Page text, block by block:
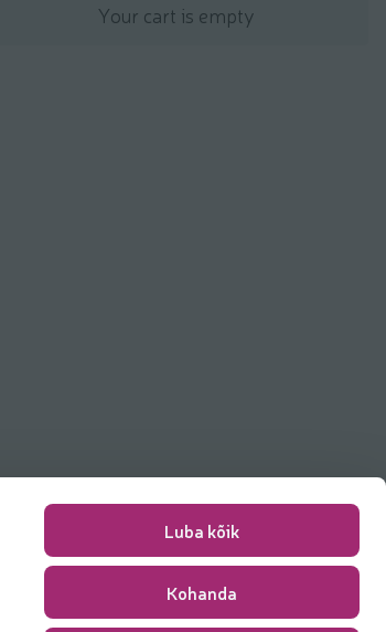
Luba kõik
Kohanda
Your cart is empty